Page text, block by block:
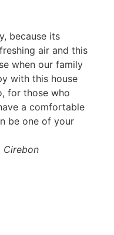
because its
air and this
when our family
with this house
for those who
a comfortable
be one of your
Cirebon